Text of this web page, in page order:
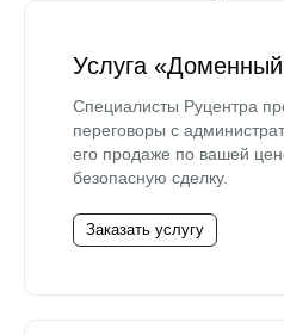
Услуга
Специалисты Руцентра
переговоры с
его продаже по вашей
безопасную сделку.
Заказать услугу